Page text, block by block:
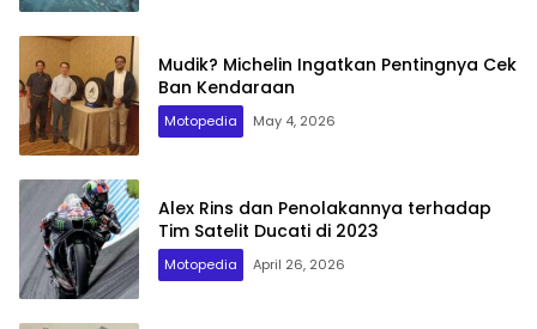
Mudik? Michelin Ingatkan Pentingnya Cek
Ban Kendaraan
Motopedia May 4, 2026
Alex Rins dan Penolakannya terhadap
Tim Satelit Ducati di 2023
Motopedia April 26, 2026